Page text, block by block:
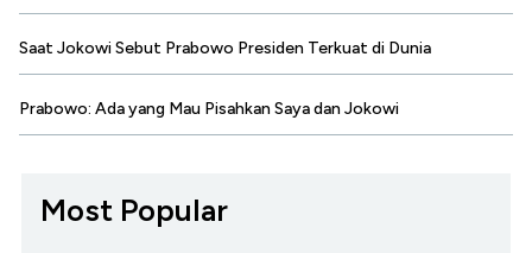
Saat Jokowi Sebut Prabowo Presiden Terkuat di Dunia
Prabowo: Ada yang Mau Pisahkan Saya dan Jokowi
Most Popular